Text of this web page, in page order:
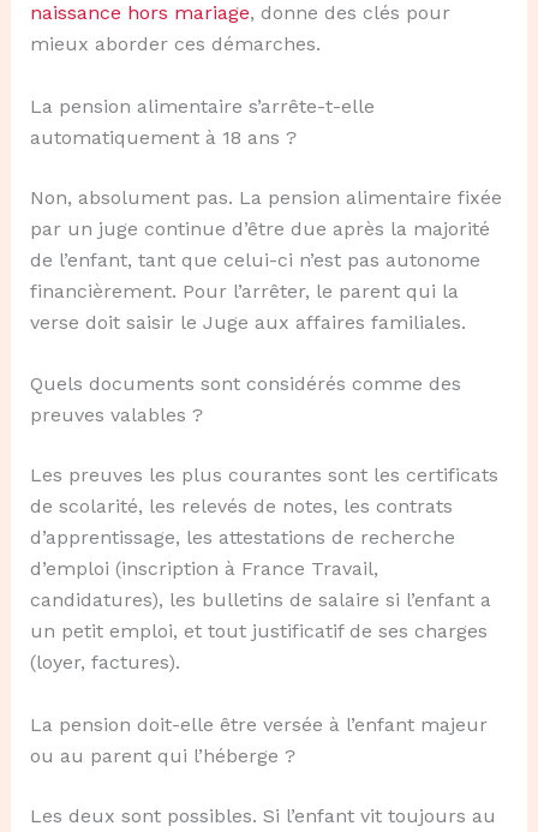
naissance hors mariage, donne des clés pour
mieux aborder ces démarches.
La pension alimentaire s’arrête-t-elle
automatiquement à 18 ans ?
Non, absolument pas. La pension alimentaire fixée
par un juge continue d’être due après la majorité
de l’enfant, tant que celui-ci n’est pas autonome
financièrement. Pour l’arrêter, le parent qui la
verse doit saisir le Juge aux affaires familiales.
Quels documents sont considérés comme des
preuves valables ?
Les preuves les plus courantes sont les certificats
de scolarité, les relevés de notes, les contrats
d’apprentissage, les attestations de recherche
d’emploi (inscription à France Travail,
candidatures), les bulletins de salaire si l’enfant a
un petit emploi, et tout justificatif de ses charges
(loyer, factures).
La pension doit-elle être versée à l’enfant majeur
ou au parent qui l’héberge ?
Les deux sont possibles. Si l’enfant vit toujours au